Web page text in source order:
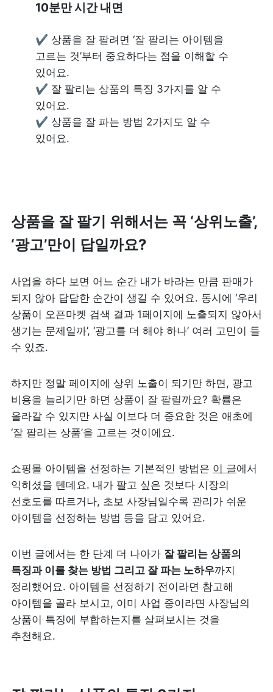
10분만 시간 내면
✔️ 상품을 잘 팔려면 ‘잘 팔리는 아이템을
고르는 것’부터 중요하다는 점을 이해할 수
있어요.
✔️ 잘 팔리는 상품의 특징 3가지를 알 수
있어요.
✔️ 상품을 잘 파는 방법 2가지도 알 수
있어요.
상품을 잘 팔기 위해서는 꼭 ‘상위노출’,
‘광고’만이 답일까요?
사업을 하다 보면 어느 순간 내가 바라는 만큼 판매가
되지 않아 답답한 순간이 생길 수 있어요. 동시에 ‘우리
상품이 오픈마켓 검색 결과 1페이지에 노출되지 않아서
생기는 문제일까’, ‘광고를 더 해야 하나’ 여러 고민이 들
수 있죠.
하지만 정말 페이지에 상위 노출이 되기만 하면, 광고
비용을 늘리기만 하면 상품이 잘 팔릴까요? 확률은
올라갈 수 있지만 사실 이보다 더 중요한 것은 애초에
‘잘 팔리는 상품’을 고르는 것이에요.
쇼핑몰 아이템을 선정하는 기본적인 방법은 이 글에서
익히셨을 텐데요. 내가 팔고 싶은 것보다 시장의
선호도를 따르거나, 초보 사장님일수록 관리가 쉬운
아이템을 선정하는 방법 등을 담고 있어요.
이번 글에서는 한 단계 더 나아가 잘 팔리는 상품의
특징과 이를 찾는 방법 그리고 잘 파는 노하우까지
정리했어요. 아이템을 선정하기 전이라면 참고해
아이템을 골라 보시고, 이미 사업 중이라면 사장님의
상품이 특징에 부합하는지를 살펴보시는 것을
추천해요.